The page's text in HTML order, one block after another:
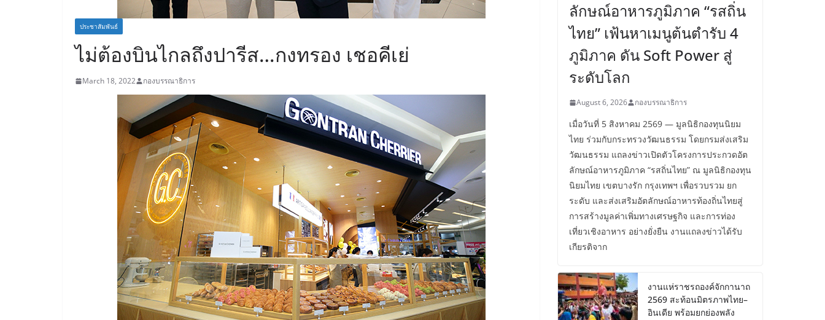
ประชาสัมพันธ์
ไม่ต้องบินไกลถึงปารีส…กงทรอง เชอคีเย่
March 18, 2022 กองบรรณาธิการ
ลักษณ์อาหารภูมิภาค “รสถิ่น
ไทย” เฟ้นหาเมนูต้นตำรับ 4
ภูมิภาค ดัน Soft Power สู่
ระดับโลก
August 6, 2026 กองบรรณาธิการ
เมื่อวันที่ 5 สิงหาคม 2569 — มูลนิธิกองทุนนิยม
ไทย ร่วมกับกระทรวงวัฒนธรรม โดยกรมส่งเสริม
วัฒนธรรม แถลงข่าวเปิดตัวโครงการประกวดอัต
ลักษณ์อาหารภูมิภาค “รสถิ่นไทย” ณ มูลนิธิกองทุน
นิยมไทย เขตบางรัก กรุงเทพฯ เพื่อรวบรวม ยก
ระดับ และส่งเสริมอัตลักษณ์อาหารท้องถิ่นไทยสู่
การสร้างมูลค่าเพิ่มทางเศรษฐกิจ และการท่อง
เที่ยวเชิงอาหาร อย่างยั่งยืน งานแถลงข่าวได้รับ
เกียรติจาก
งานแห่ราชรถองค์จักกานาถ
2569 สะท้อนมิตรภาพไทย–
อินเดีย พร้อมยกย่องพลัง